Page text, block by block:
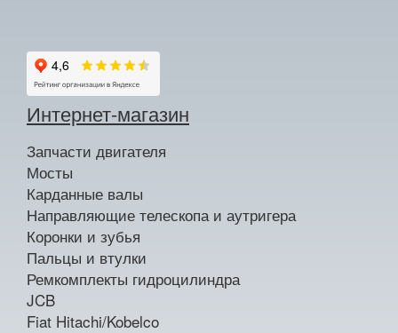
Интернет-магазин
Запчасти двигателя
Мосты
Карданные валы
Направляющие телескопа и аутригера
Коронки и зубья
Пальцы и втулки
Ремкомплекты гидроцилиндра
JCB
Fiat Hitachi/Kobelco